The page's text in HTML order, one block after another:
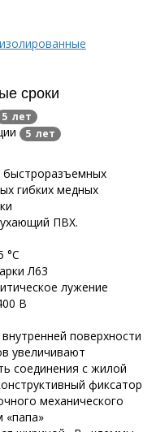
сроки
5 лет
5 лет
гибких медных
ПВХ.
°C
Л63
лужение
В
поверхности
увеличивают
соединения с жилой
фиксатор
механического
«папа»